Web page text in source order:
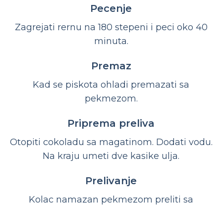
Pecenje
Zagrejati rernu na 180 stepeni i peci oko 40
minuta.
Premaz
Kad se piskota ohladi premazati sa
pekmezom.
Priprema preliva
Otopiti cokoladu sa magatinom. Dodati vodu.
Na kraju umeti dve kasike ulja.
Prelivanje
Kolac namazan pekmezom preliti sa